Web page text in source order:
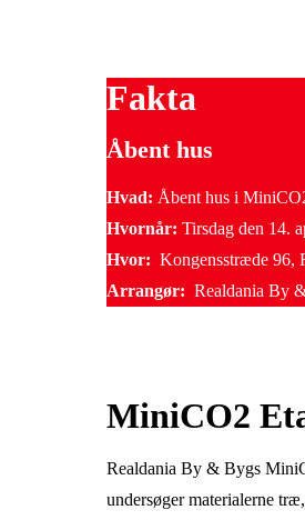
Fakta
Åbent hus
Hvad: Åbent hus i
Hvornår: Tirsdag den 14.
Hvor: Kongensstræde 96,
Arrangør: Realdania By
MiniCO2
Realdania By & Bygs
undersøger materialerne